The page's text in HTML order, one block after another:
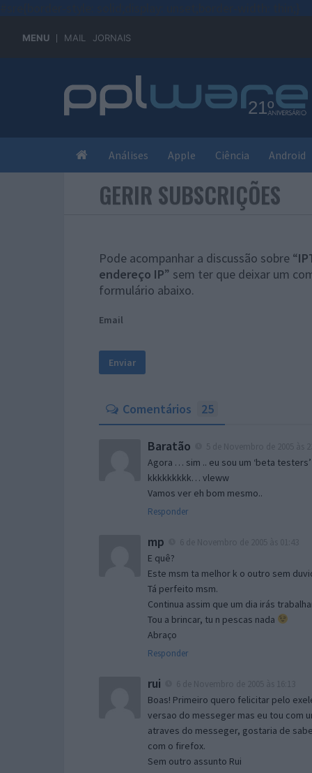
MENU MAIL JORNAIS
Análises Apple Ciência Android
GERIR SUBSCRIÇÕES
Pode acompanhar a discussão sobre “
endereço IP” sem ter que deixar um
formulário abaixo.
Email
Comentários 25
Baratão
Agora … sim .. eu sou um ‘beta testers’
kkkkkkkkk… vleww
Vamos ver eh bom mesmo..
Responder
mp
E quê?
Este msm ta melhor k o outro sem
Tá perfeito msm.
Continua assim que um dia irás
Tou a brincar, tu n pescas nada
Abraço
Responder
rui
Boas! Primeiro quero felicitar pelo
versao do messeger mas eu tou com
atraves do messeger, gostaria de
com o firefox.
Sem outro assunto Rui